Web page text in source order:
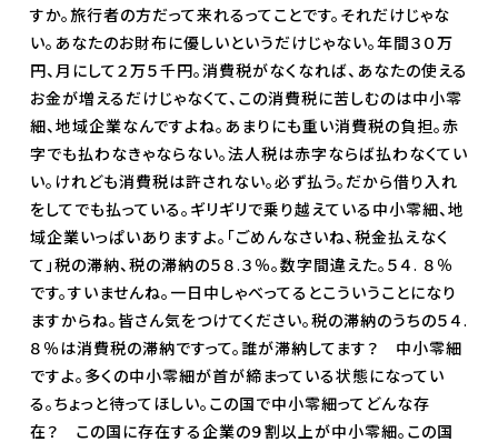
すか。旅行者の方だって来れるってことです。それだけじゃな
い。あなたのお財布に優しいというだけじゃない。年間３０万
円、月にして２万５千円。消費税がなくなれば、あなたの使える
お金が増えるだけじゃなくて、この消費税に苦しむのは中小零
細、地域企業なんですよね。あまりにも重い消費税の負担。赤
字でも払わなきゃならない。法人税は赤字ならば払わなくてい
い。けれども消費税は許されない。必ず払う。だから借り入れ
をしてでも払っている。ギリギリで乗り越えている中小零細、地
域企業いっぱいありますよ。「ごめんなさいね、税金払えなく
て」税の滞納、税の滞納の５８.３％。数字間違えた。５４. ８％
です。すいませんね。一日中しゃべってるとこういうことになり
ますからね。皆さん気をつけてください。税の滞納のうちの５４.
８％は消費税の滞納ですって。誰が滞納してます？ 中小零細
ですよ。多くの中小零細が首が締まっている状態になってい
る。ちょっと待ってほしい。この国で中小零細ってどんな存
在？ この国に存在する企業の９割以上が中小零細。この国